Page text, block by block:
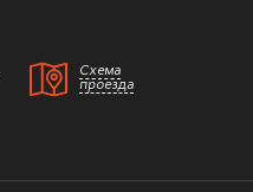
Схема
проезда